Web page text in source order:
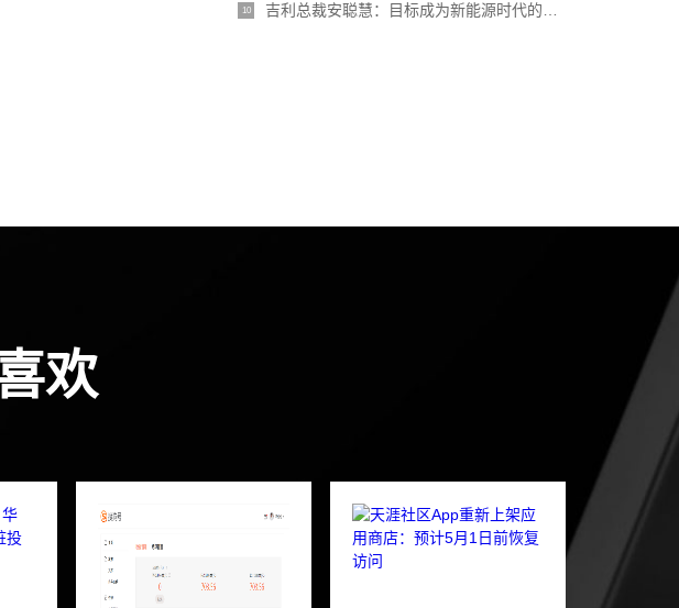
10 吉利总裁安聪慧：目标成为新能源时代的大众汽车
欢